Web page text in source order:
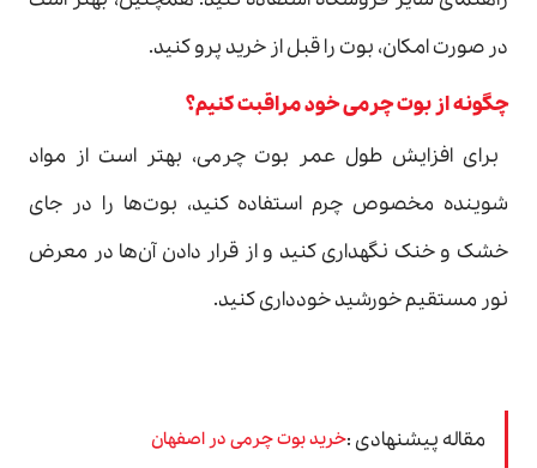
در صورت امکان، بوت را قبل از خرید پرو کنید.
چگونه از بوت چرمی خود مراقبت کنیم؟
برای افزایش طول عمر بوت چرمی، بهتر است از مواد
شوینده مخصوص چرم استفاده کنید، بوت‌ها را در جای
خشک و خنک نگهداری کنید و از قرار دادن آن‌ها در معرض
نور مستقیم خورشید خودداری کنید.
مقاله پیشنهادی :خرید بوت چرمی در اصفهان